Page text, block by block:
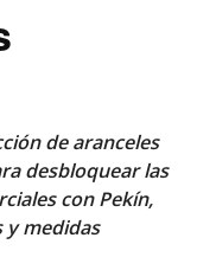
de aranceles
desbloquear las
con Pekín,
y medidas